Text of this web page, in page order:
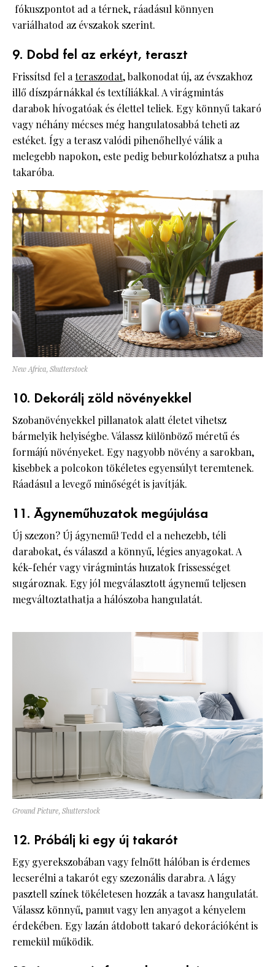
fókuszpontot ad a térnek, ráadásul könnyen
variálhatod az évszakok szerint.
9. Dobd fel az erkéyt, teraszt
Frissítsd fel a teraszodat,balkonodat új, az évszakhoz
illő díszpárnákkal és textíliákkal. A virágmintás
darabok hívogatóak és élettel teliek. Egy könnyű takaró
vagy néhány mécses még hangulatosabbá teheti az
estéket. Így a terasz valódi pihenőhellyé válik a
melegebb napokon, este pedig beburkolózhatsz a puha
takaróba.
New Africa, Shutterstock
10. Dekorálj zöld növényekkel
Szobanövényekkel pillanatok alatt életet vihetsz
bármelyik helyiségbe. Válassz különböző méretű és
formájú növényeket. Egy nagyobb növény a sarokban,
kisebbek a polcokon tökéletes egyensúlyt teremtenek.
Ráadásul a levegő minőségét is javítják.
11. Ágyneműhuzatok megújulása
Új szezon? Új ágynemű! Tedd el a nehezebb, téli
darabokat, és válaszd a könnyű, légies anyagokat. A
kék-fehér vagy virágmintás huzatok frissességet
sugároznak. Egy jól megválasztott ágynemű teljesen
megváltoztathatja a hálószoba hangulatát.
Ground Picture, Shutterstock
12. Próbálj ki egy új takarót
Egy gyerekszobában vagy felnőtt hálóban is érdemes
lecserélni a takarót egy szezonális darabra. A lágy
pasztell színek tökéletesen hozzák a tavasz hangulatát.
Válassz könnyű, pamut vagy len anyagot a kényelem
érdekében. Egy lazán átdobott takaró dekorációként is
remekül működik.